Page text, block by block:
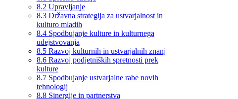
8.2 Upravljanje
8.3 Državna strategija za ustvarjalnost in
kulturo mladih
8.4 Spodbujanje kulture in kulturnega
udejstvovanja
8.5 Razvoj kulturnih in ustvarjalnih znanj
8.6 Razvoj podjetniških spretnosti prek
kulture
8.7 Spodbujanje ustvarjalne rabe novih
tehnologij
8.8 Sinergije in partnerstva